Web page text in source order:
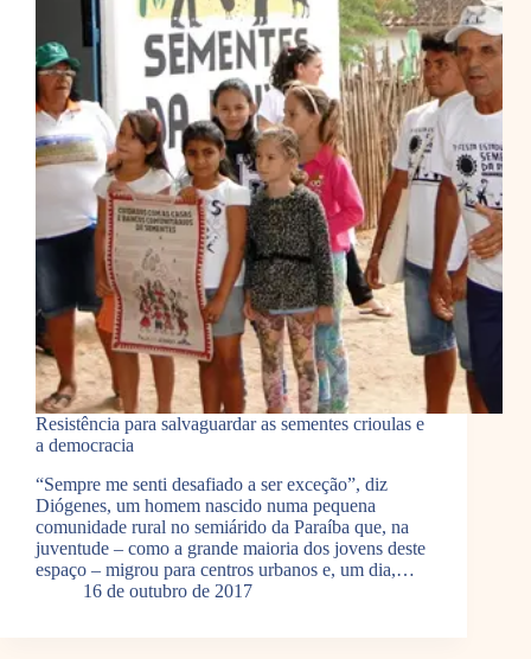
Resistência para salvaguardar as sementes crioulas e
a democracia
“Sempre me senti desafiado a ser exceção”, diz
Diógenes, um homem nascido numa pequena
comunidade rural no semiárido da Paraíba que, na
juventude – como a grande maioria dos jovens deste
espaço – migrou para centros urbanos e, um dia,…
16 de outubro de 2017